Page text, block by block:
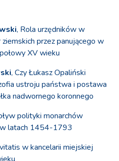
, Rola urzędników w
przez panującego w
XV wieku
, Czy Łukasz Opaliński
ustroju państwa i postawa
nadwornego koronnego
polityki monarchów
latach 1454-1793
w kancelarii miejskiej